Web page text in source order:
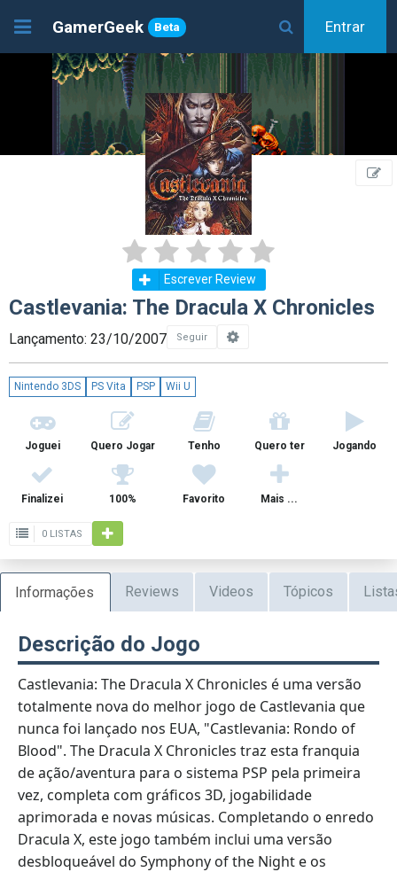
GamerGeek Beta Entrar
Escrever Review
Castlevania: The Dracula X Chronicles
Lançamento: 23/10/2007 Seguir
Nintendo 3DS PS Vita PSP Wii U
Joguei Quero Jogar Tenho Quero ter Jogando
Finalizei 100% Favorito Mais ...
0 LISTAS
Informações Reviews Videos Tópicos
Descrição do Jogo
Castlevania: The Dracula X Chronicles é uma versão
totalmente nova do melhor jogo de Castlevania que
nunca foi lançado nos EUA, "Castlevania: Rondo of
Blood". The Dracula X Chronicles traz esta franquia
de ação/aventura para o sistema PSP pela primeira
vez, completa com gráficos 3D, jogabilidade
aprimorada e novas músicas. Completando o enredo
Dracula X, este jogo também inclui uma versão
desbloqueável do Symphony of the Night e os